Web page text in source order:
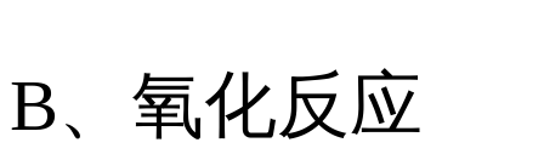
B、氧化反应